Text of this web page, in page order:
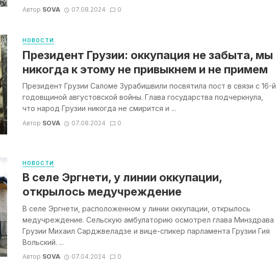
Автор SOVA 07.08.2024 0
НОВОСТИ
Президент Грузии: оккупация не забыта, мы
никогда к этому не привыкнем и не примем
Президент Грузии Саломе Зурабишвили посвятила пост в связи с 16-й
годовщиной августовской войны. Глава государства подчеркнула,
что народ Грузии никогда не смирится и ...
Автор SOVA 07.08.2024 0
НОВОСТИ
В селе Эргнети, у линии оккупации,
открылось медучреждение
В селе Эргнети, расположенном у линии оккупации, открылось
медучреждение. Сельскую амбулаторию осмотрел глава Минздрава
Грузии Михаил Сарджвеладзе и вице-спикер парламента Грузии Гия
Вольский. ...
Автор SOVA 07.04.2024 0